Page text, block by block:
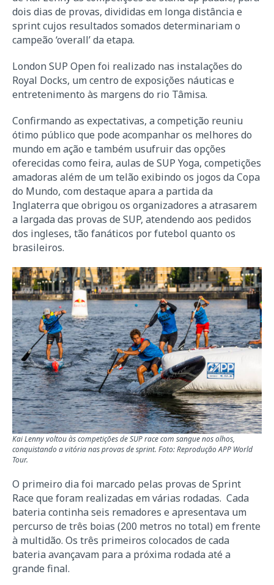
dois dias de provas, divididas em longa distância e
sprint cujos resultados somados determinariam o
campeão ‘overall’ da etapa.
London SUP Open foi realizado nas instalações do
Royal Docks, um centro de exposições náuticas e
entretenimento às margens do rio Tâmisa.
Confirmando as expectativas, a competição reuniu
ótimo público que pode acompanhar os melhores do
mundo em ação e também usufruir das opções
oferecidas como feira, aulas de SUP Yoga, competições
amadoras além de um telão exibindo os jogos da Copa
do Mundo, com destaque apara a partida da
Inglaterra que obrigou os organizadores a atrasarem
a largada das provas de SUP, atendendo aos pedidos
dos ingleses, tão fanáticos por futebol quanto os
brasileiros.
Kai Lenny voltou às competições de SUP race com sangue nos olhos,
conquistando a vitória nas provas de sprint. Foto: Reprodução APP World
Tour.
O primeiro dia foi marcado pelas provas de Sprint
Race que foram realizadas em várias rodadas. Cada
bateria continha seis remadores e apresentava um
percurso de três boias (200 metros no total) em frente
à multidão. Os três primeiros colocados de cada
bateria avançavam para a próxima rodada até a
grande final.